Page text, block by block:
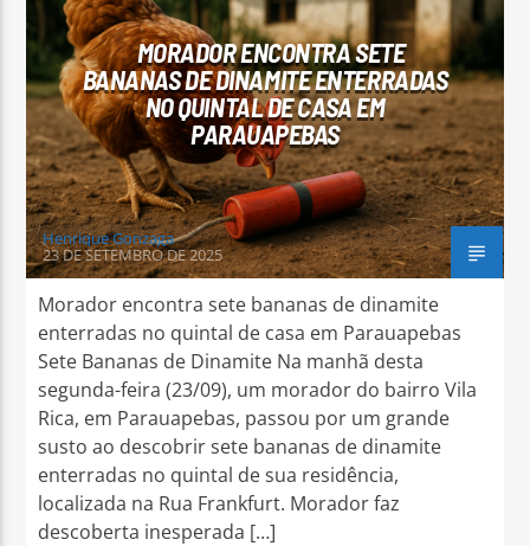
Arara Azul FM
MORADOR ENCONTRA SETE
BANANAS DE DINAMITE ENTERRADAS
NO QUINTAL DE CASA EM
PARAUAPEBAS
Henrique Gonzaga
23 DE SETEMBRO DE 2025
Morador encontra sete bananas de dinamite
enterradas no quintal de casa em Parauapebas
Sete Bananas de Dinamite Na manhã desta
segunda-feira (23/09), um morador do bairro Vila
Rica, em Parauapebas, passou por um grande
susto ao descobrir sete bananas de dinamite
enterradas no quintal de sua residência,
localizada na Rua Frankfurt. Morador faz
descoberta inesperada […]